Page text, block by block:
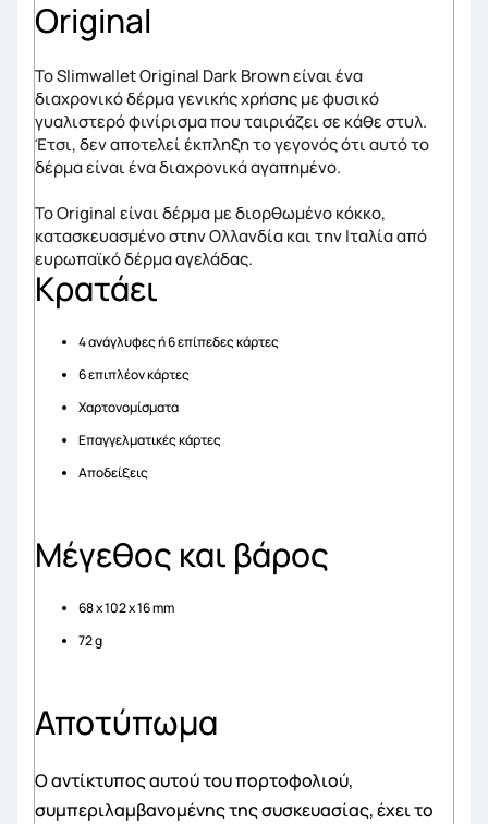
Original
Το Slimwallet Original Dark Brown είναι ένα
διαχρονικό δέρμα γενικής χρήσης με φυσικό
γυαλιστερό φινίρισμα που ταιριάζει σε κάθε στυλ.
Έτσι, δεν αποτελεί έκπληξη το γεγονός ότι αυτό το
δέρμα είναι ένα διαχρονικά αγαπημένο.
Το Original είναι δέρμα με διορθωμένο κόκκο,
κατασκευασμένο στην Ολλανδία και την Ιταλία από
ευρωπαϊκό δέρμα αγελάδας.
Κρατάει
4 ανάγλυφες ή 6 επίπεδες κάρτες
6 επιπλέον κάρτες
Χαρτονομίσματα
Επαγγελματικές κάρτες
Αποδείξεις
Μέγεθος και βάρος
68 x 102 x 16 mm
72 g
Αποτύπωμα
Ο αντίκτυπος αυτού του πορτοφολιού,
συμπεριλαμβανομένης της συσκευασίας, έχει το